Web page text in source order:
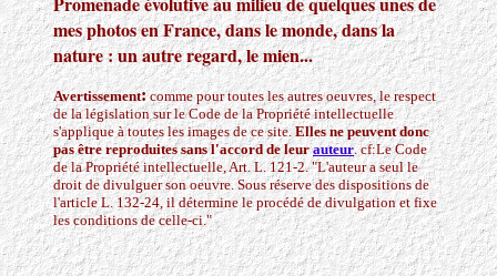
mes photos en France, dans le monde, dans la
nature : un autre regard, le mien...
Avertissement:comme pour toutes les autres oeuvres, le respect
de la législation sur le Code de la Propriété intellectuelle
s'applique à toutes les images de ce site.Elles ne peuvent donc
pas être reproduites sans l'accord de leurauteur. cf:Le Code
de la Propriété intellectuelle, Art. L. 121-2. "L'auteur a seul le
droit de divulguer son oeuvre. Sous réserve des dispositions de
l'article L. 132-24, il détermine le procédé de divulgation et fixe
les conditions de celle-ci."